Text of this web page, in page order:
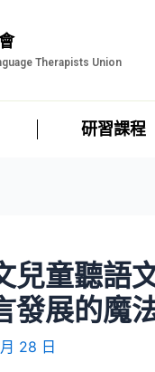
Therapists Union
研習課程
兒童聽語
展的魔
28 日